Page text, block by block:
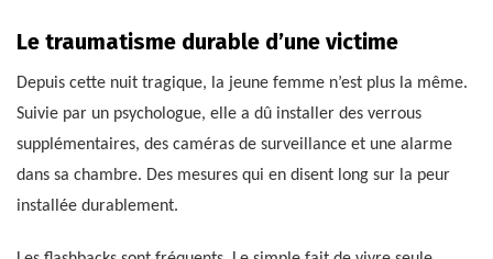
Le traumatisme durable d’une victime
Depuis cette nuit tragique, la jeune femme n’est plus la même.
Suivie par un psychologue, elle a dû installer des verrous
supplémentaires, des caméras de surveillance et une alarme
dans sa chambre. Des mesures qui en disent long sur la peur
installée durablement.